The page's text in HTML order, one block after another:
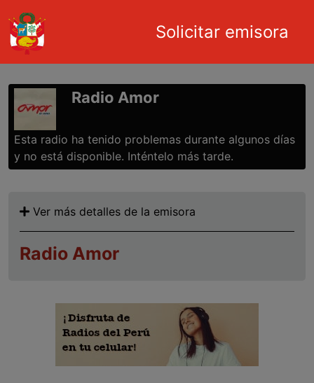
Pasar al contenido principal
Main navigation
Solicitar emisora
Radio Amor
Esta radio ha tenido problemas durante algunos días
y no está disponible. Inténtelo más tarde.
Ver más detalles de la emisora
Radio Amor